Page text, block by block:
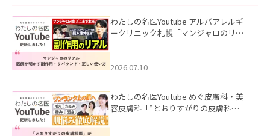
わたしの名医Youtube アルバアレルギ
ークリニック札幌「マンジャロのリア
た。
2026.07.10
わたしの名医Youtube めぐ皮膚科・美
容皮膚科「”とおりすがりの皮膚科